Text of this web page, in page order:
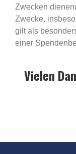
Zwecken
Zwecke,
gilt als
einer
Vielen